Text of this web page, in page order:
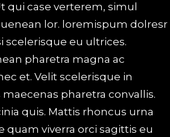
qui case verterem, simul
lor. loremispum dolresr
scelerisque eu ultrices.
pharetra magna ac
et. Velit scelerisque in
pharetra convallis.
quis. Mattis rhoncus urna
quam viverra orci sagittis eu